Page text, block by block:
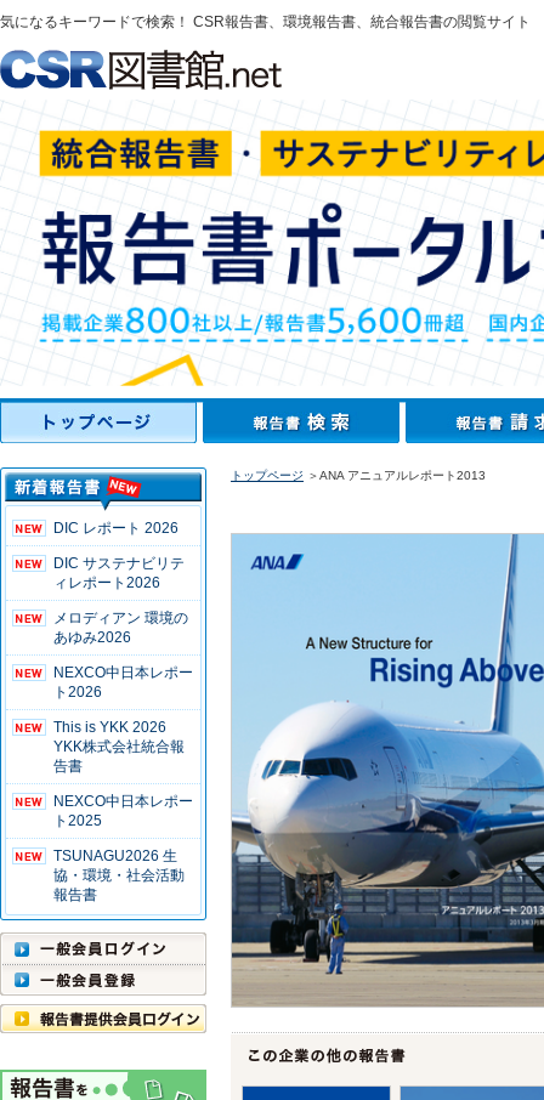
気になるキーワードで検索！ CSR報告書、環境報告書、統合報告書の閲覧サイト
DIC レポート 2026
DIC サステナビリテ
ィレポート2026
メロディアン 環境の
あゆみ2026
NEXCO中日本レポー
ト2026
This is YKK 2026
YKK株式会社統合報
告書
NEXCO中日本レポー
ト2025
TSUNAGU2026 生
協・環境・社会活動
報告書
トップページ ＞ANA アニュアルレポート2013